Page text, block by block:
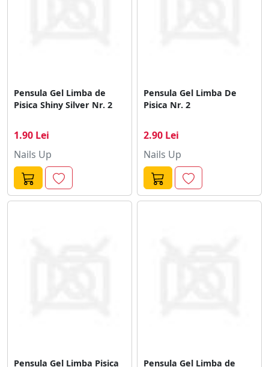
Pensula Gel Limba de
Pisica Shiny Silver Nr. 2
1.90 Lei
Nails Up
Pensula Gel Limba De
Pisica Nr. 2
2.90 Lei
Nails Up
Pensula Gel Limba Pisica Pensula Gel Limba de